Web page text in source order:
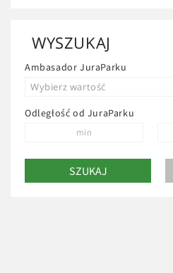
WYSZUKAJ
Ambasador JuraParku
Wybierz wartość
Odległość od JuraParku